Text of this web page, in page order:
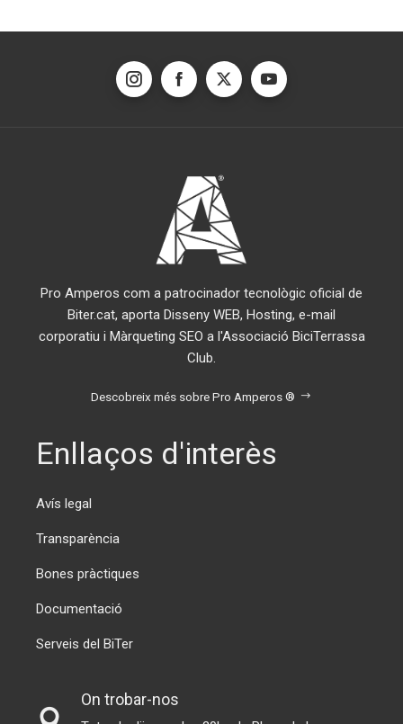
Pro Amperos com a patrocinador tecnològic oficial de
Biter.cat, aporta Disseny WEB, Hosting, e-mail
corporatiu i Màrqueting SEO a l'Associació BiciTerrassa
Club.
Descobreix més sobre Pro Amperos ®
Enllaços d'interès
Avís legal
Transparència
Bones pràctiques
Documentació
Serveis del BiTer
On trobar-nos